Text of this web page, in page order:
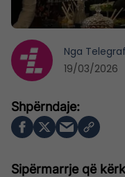
Sipërmarrje që
Nga
19/03/2026